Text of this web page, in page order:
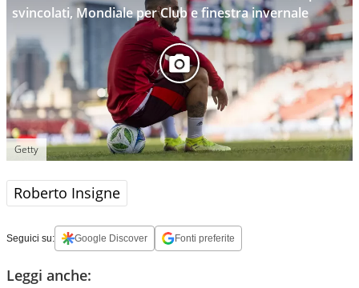
svincolati, Mondiale per Club e finestra invernale
Getty
Roberto Insigne
Seguici su: Google Discover Fonti preferite
Leggi anche: